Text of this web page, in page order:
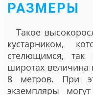
РАЗМЕРЫ
Такое
кустарником,
стелющимся,
широтах величина
8 метров. При
экземпляры